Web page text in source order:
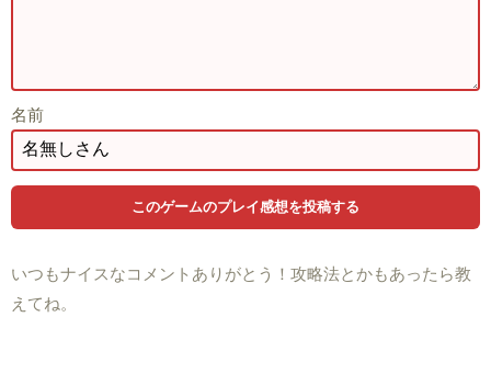
名前
いつもナイスなコメントありがとう！攻略法とかもあったら教
えてね。